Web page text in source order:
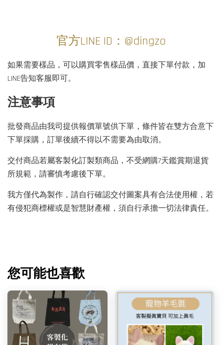
官方LINE ID：@dingzo
如果需要樣品，可以購買零售樣品價，直接下單付款，加
LINE告知客服即可。
注意事項
批發商品由我司提供報價單號供下單，條件皆在雙方合意下
下單採購，訂單後續不得以不需要為由取消。
交付商品若屬客製化訂製類商品，不受網購7天鑑賞期退貨
所規範，請審慎考慮後下單。
我方僅代為製作，請自行確認交付圖案具有合法使用權，若
有侵犯商標權或是智慧財產權，須自行承擔一切法律責任。
您可能也喜歡